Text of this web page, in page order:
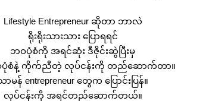
Lifestyle Entrepreneur ဆိုတာ ဘာလဲ
ရိုးရိုးသားသား ပြောရရင်
ဘဝပုံစံကို အရင်ဆုံး ဒီဇိုင်းဆွဲပြီးမှ
စံနဲ့ ကိုက်ညီတဲ့ လုပ်ငန်းကို တည်ဆောက်တာ။
ာမန် entrepreneur တွေက ပြောင်းပြန်။
လုပ်ငန်းကို အရင်တည်ဆောက်တယ်။